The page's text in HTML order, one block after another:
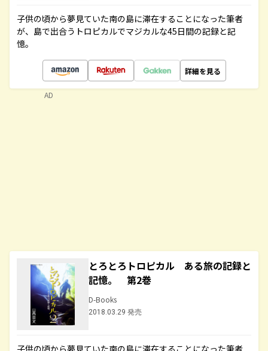
子供の頃から夢見ていた南の島に滞在することになった筆者
が、島で出合うトロピカルでマジカルな45日間の記録と記
憶。
詳細を見る
とろとろトロピカル ある旅の記録と
記憶。 第2巻
D-Books
2018.03.29 発売
子供の頃から夢見ていた南の島に滞在することになった筆者
AD